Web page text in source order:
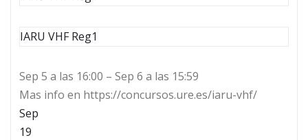
IARU VHF Reg1
Sep 5 a las 16:00 – Sep 6 a las 15:59
Mas info en https://concursos.ure.es/iaru-vhf/
Sep
19